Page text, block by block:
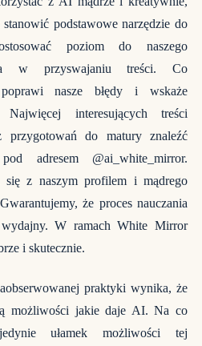
podstawowe narzędzie do
poziom do naszego
w przyswajaniu treści. Co
nasze błędy i wskaże
Najwięcej interesujących treści
przygotowań do matury znaleźć
adresem @ai_white_mirror.
się z naszym profilem i mądrego
że proces nauczania
W ramach White Mirror
i skutecznie.
praktyki wynika, że
możliwości jakie daje AI. Na co
ułamek możliwości tej